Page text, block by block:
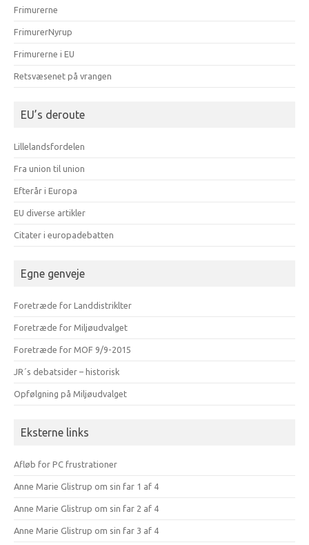
Frimurerne
FrimurerNyrup
Frimurerne i EU
Retsvæsenet på vrangen
EU’s deroute
Lillelandsfordelen
Fra union til union
Efterår i Europa
EU diverse artikler
Citater i europadebatten
Egne genveje
Foretræde for Landdistriklter
Foretræde for Miljøudvalget
Foretræde for MOF 9/9-2015
JR´s debatsider – historisk
Opfølgning på Miljøudvalget
Eksterne links
Afløb for PC frustrationer
Anne Marie Glistrup om sin far 1 af 4
Anne Marie Glistrup om sin far 2 af 4
Anne Marie Glistrup om sin far 3 af 4